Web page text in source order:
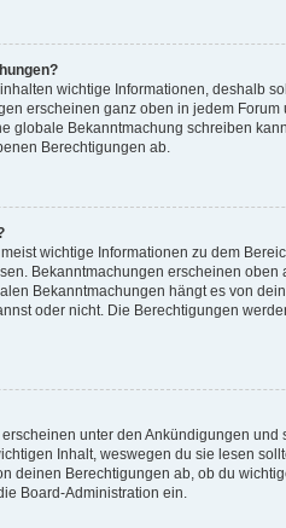
wichtige Informationen, deshalb
erscheinen ganz oben in jedem
globale Bekanntmachung schreiben
Berechtigungen ab.
wichtige Informationen zu dem
Bekanntmachungen erscheinen oben
Bekanntmachungen hängt es von
oder nicht. Die Berechtigungen
unter den Ankündigungen und
Inhalt, weswegen du sie lesen
deinen Berechtigungen ab, ob du
Board-Administration ein.